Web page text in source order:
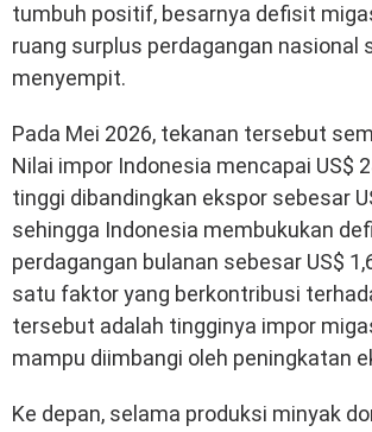
tumbuh positif, besarnya defisit
ruang surplus perdagangan nasional
menyempit.
Pada Mei 2026, tekanan tersebut
Nilai impor Indonesia mencapai US$
tinggi dibandingkan ekspor sebesar
sehingga Indonesia membukukan
perdagangan bulanan sebesar US$
satu faktor yang berkontribusi
tersebut adalah tingginya impor
mampu diimbangi oleh peningkatan
Ke depan, selama produksi minyak